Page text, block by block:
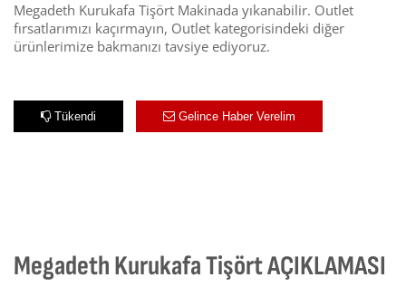
Megadeth Kurukafa Tişört Makinada yıkanabilir. Outlet
fırsatlarımızı kaçırmayın, Outlet kategorisindeki diğer
ürünlerimize bakmanızı tavsiye ediyoruz.
Tükendi Gelince Haber Verelim
Megadeth Kurukafa Tişört AÇIKLAMASI